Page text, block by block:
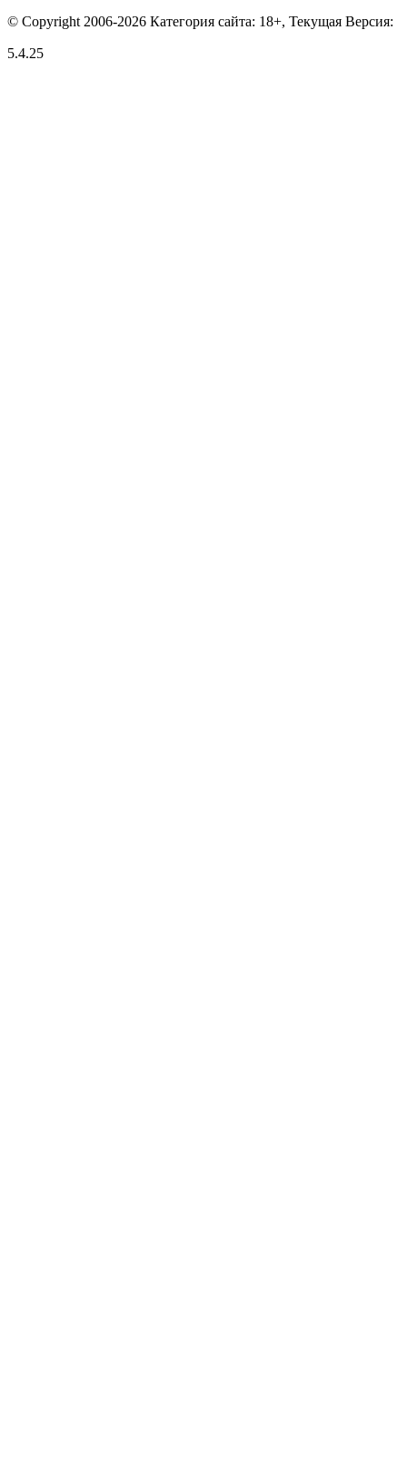
© Copyright 2006-2026 Категория сайта: 18+, Текущая Версия:
5.4.25